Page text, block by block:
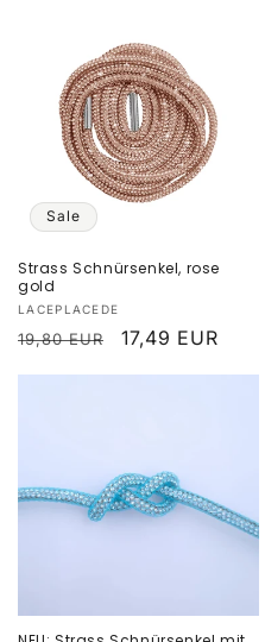
Sale
Strass Schnürsenkel, rose
gold
Anbieter:
LACEPLACEDE
Normaler
19,80 EUR Verkaufspreis
17,49 EUR